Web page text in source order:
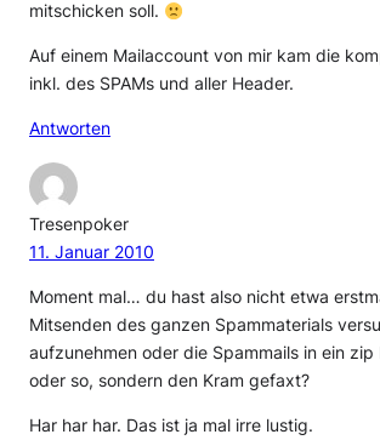
mitschicken soll.
Auf einem Mailaccount von mir kam die
inkl. des SPAMs und aller Header.
Antworten
Tresenpoker
11. Januar 2010
Moment mal… du hast also nicht etwa
Mitsenden des ganzen Spammaterials
aufzunehmen oder die Spammails in ein
oder so, sondern den Kram gefaxt?
Har har har. Das ist ja mal irre lustig.